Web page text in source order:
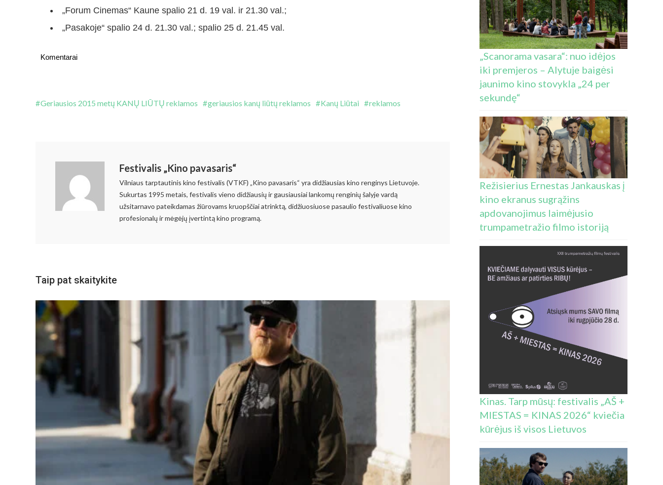
„Forum Cinemas“ Kaune spalio 21 d. 19 val. ir 21.30 val.;
„Pasakoje“ spalio 24 d. 21.30 val.; spalio 25 d. 21.45 val.
Komentarai
Geriausios 2015 metų KANŲ LIŪTŲ reklamos geriausios kanų liūtų reklamos Kanų Liūtai reklamos
Festivalis „Kino pavasaris“
Vilniaus tarptautinis kino festivalis (VTKF) „Kino pavasaris“ yra didžiausias kino renginys Lietuvoje.
Sukurtas 1995 metais, festivalis vieno didžiausių ir gausiausiai lankomų renginių šalyje vardą
užsitarnavo pateikdamas žiūrovams kruopščiai atrinktą, didžiuosiuose pasaulio festivaliuose kino
profesionalų ir mėgėjų įvertintą kino programą.
Taip pat skaitykite
„Scanorama vasara“: nuo idėjos
iki premjeros – Alytuje baigėsi
jaunimo kino stovykla „24 per
sekundę“
Režisierius Ernestas Jankauskas į
kino ekranus sugrąžins
apdovanojimus laimėjusio
trumpametražio filmo istoriją
Kinas. Tarp mūsų: festivalis „AŠ +
MIESTAS = KINAS 2026“ kviečia
kūrėjus iš visos Lietuvos